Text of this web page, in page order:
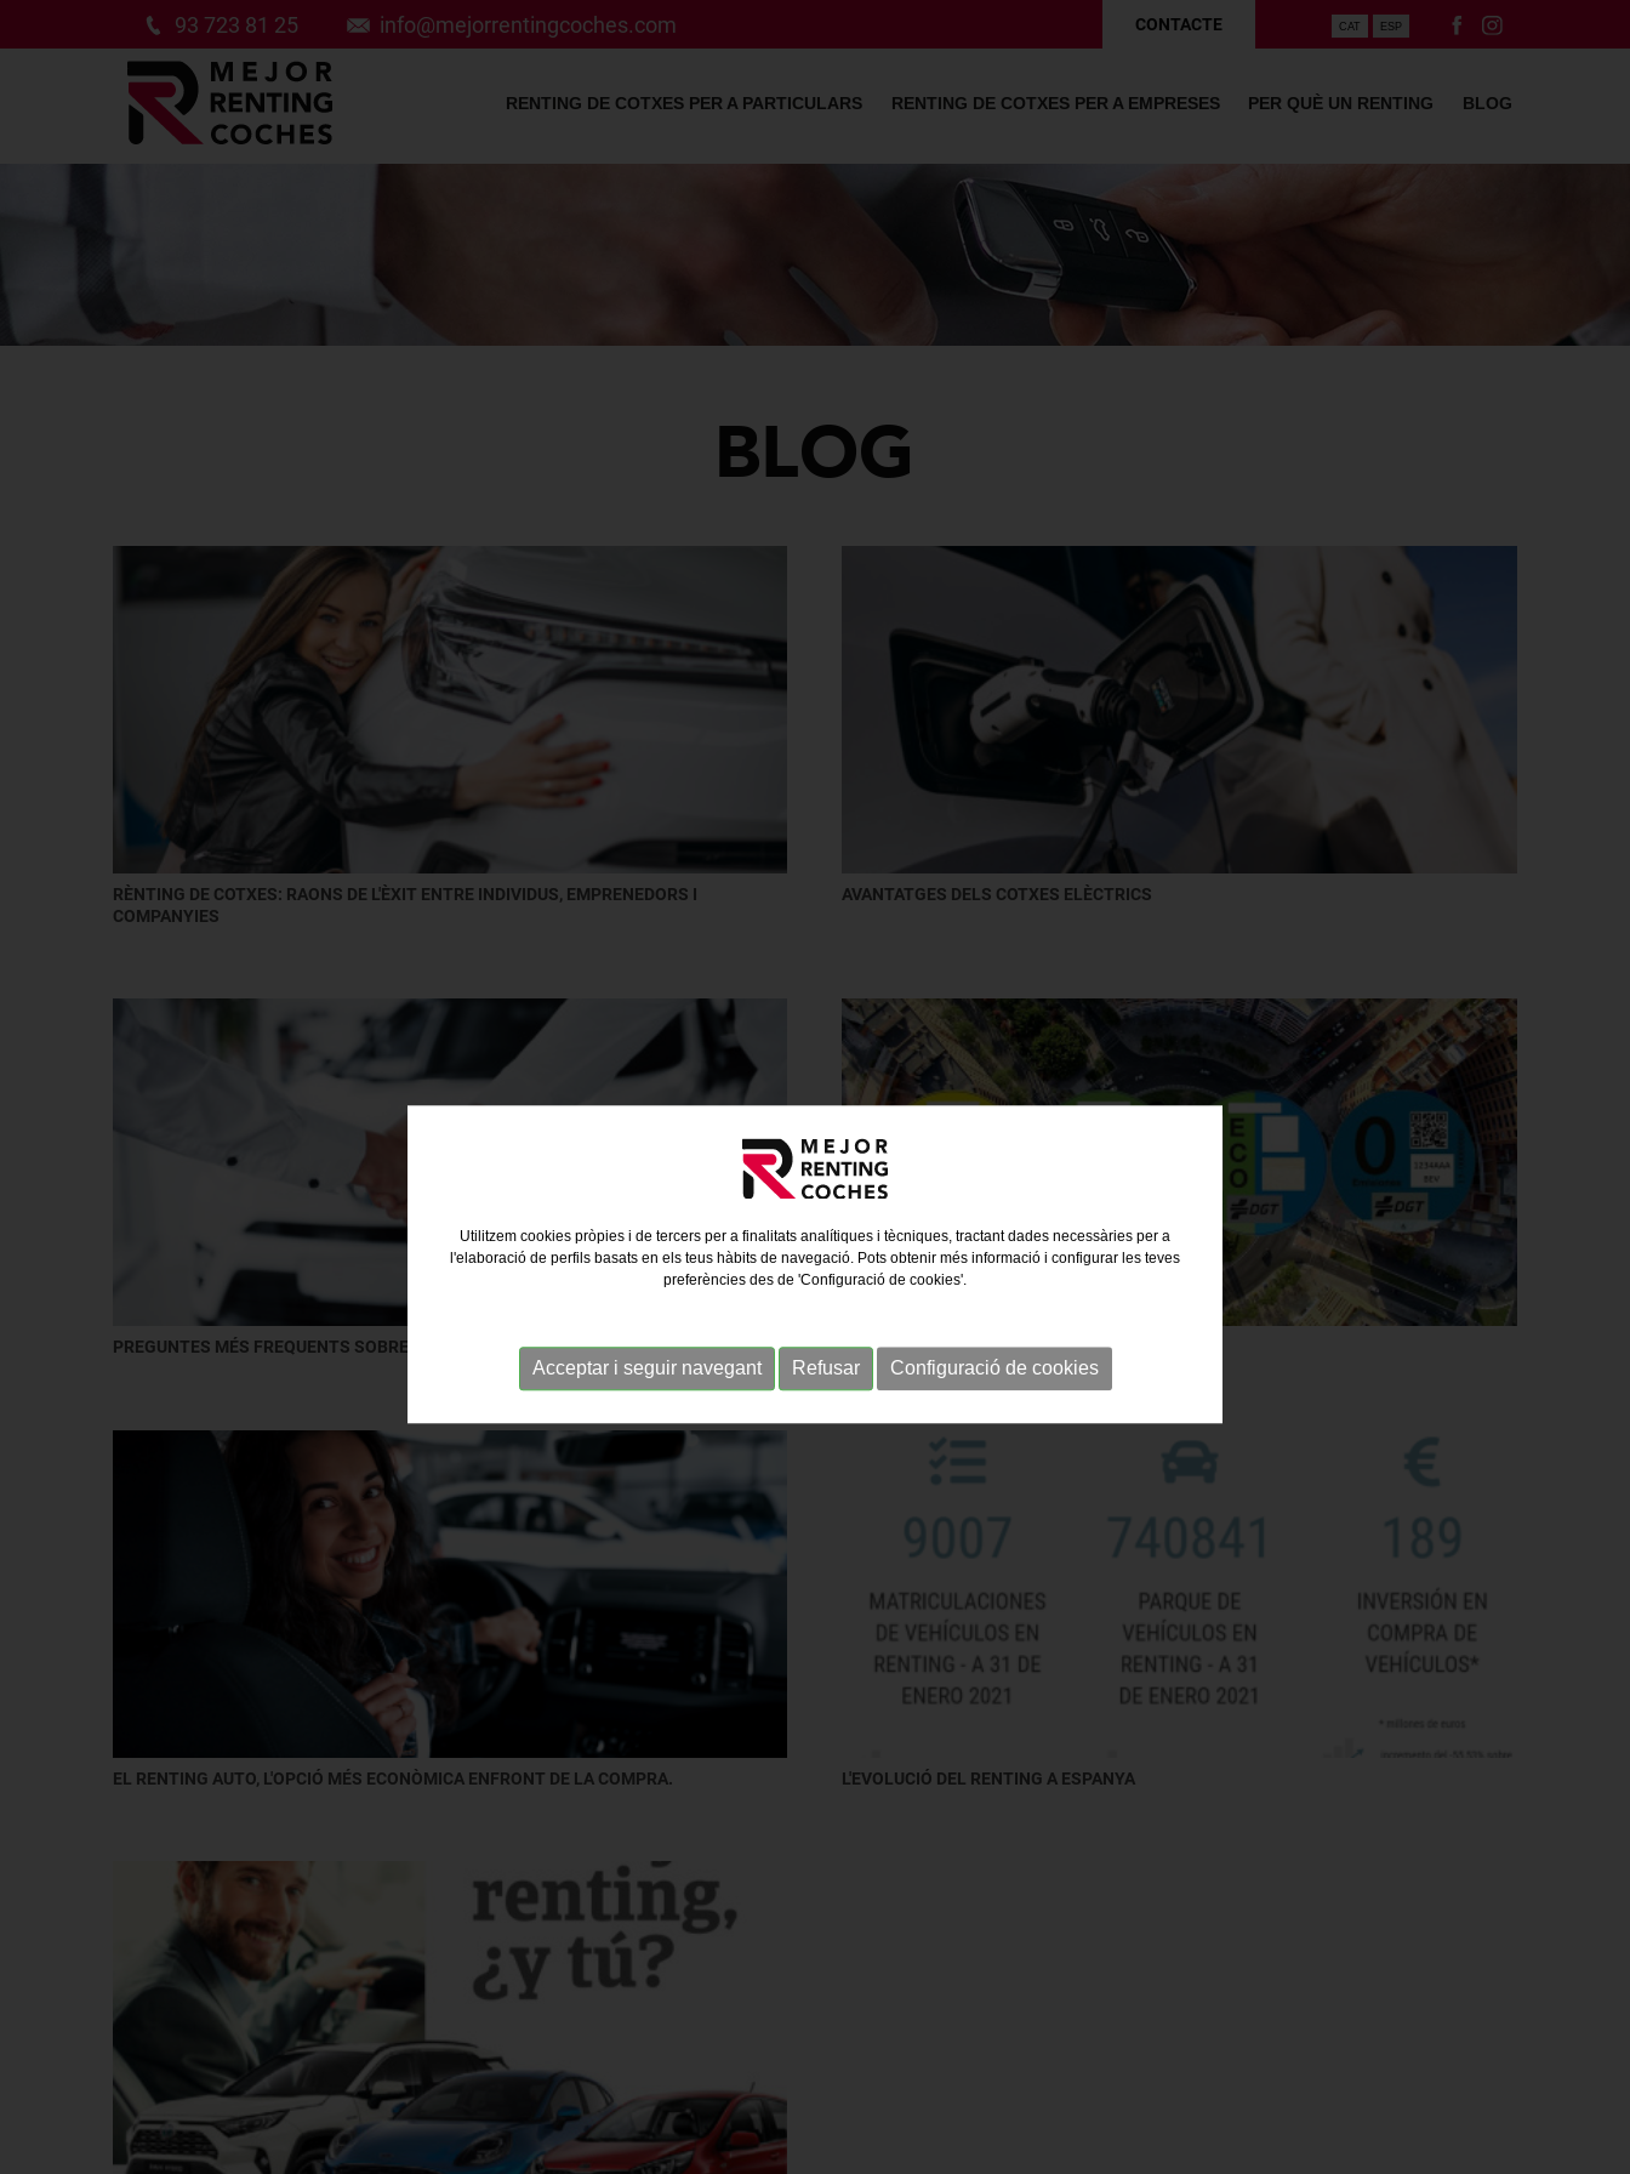
93 723 81 25 info@mejorrentingcoches.com CONTACTE CAT ESP
RENTING DE COTXES PER A PARTICULARS RENTING DE COTXES PER A EMPRESES PER QUÈ UN RENTING BLOG
BLOG
RÈNTING DE COTXES: RAONS DE L'ÈXIT ENTRE INDIVIDUS, EMPRENEDORS I
COMPANYIES
AVANTATGES DELS COTXES ELÈCTRICS
PREGUNTES MÉS FREQUENTS SOBRE EL RENTING D'AUTOMÒBILS ZONES DE BAIXES EMISSIONS
EL RENTING AUTO, L'OPCIÓ MÉS ECONÒMICA ENFRONT DE LA COMPRA. L'EVOLUCIÓ DEL RENTING A ESPANYA
Utilitzem cookies pròpies i de tercers per a finalitats analítiques i tècniques, tractant dades necessàries per a
l'elaboració de perfils basats en els teus hàbits de navegació. Pots obtenir més informació i configurar les teves
preferències des de 'Configuració de cookies'.
Acceptar i seguir navegant Refusar Configuració de cookies